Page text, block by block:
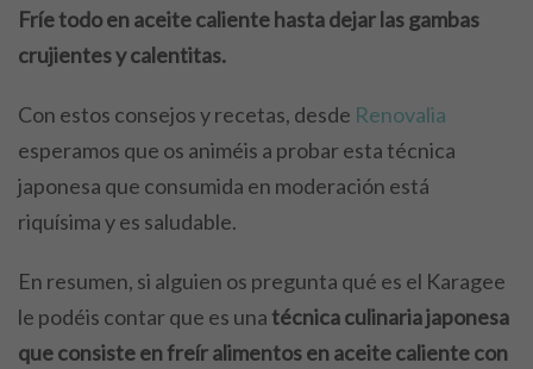
Fríe todo en aceite caliente hasta dejar las gambas
crujientes y calentitas.
Con estos consejos y recetas, desde Renovalia
esperamos que os animéis a probar esta técnica
japonesa que consumida en moderación está
riquísima y es saludable.
En resumen, si alguien os pregunta qué es el Karagee
le podéis contar que es unatécnica culinaria japonesa
queconsiste en freír alimentos en aceite caliente con